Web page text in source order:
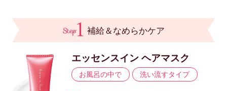
補給＆なめらかケア
エッセンスイン ヘアマスク
お風呂の中で 洗い流すタイプ